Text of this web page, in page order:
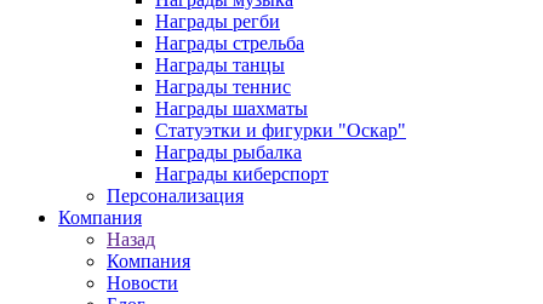
Награды регби
Награды стрельба
Награды танцы
Награды теннис
Награды шахматы
Статуэтки и фигурки "Оскар"
Награды рыбалка
Награды киберспорт
Персонализация
Компания
Назад
Компания
Новости